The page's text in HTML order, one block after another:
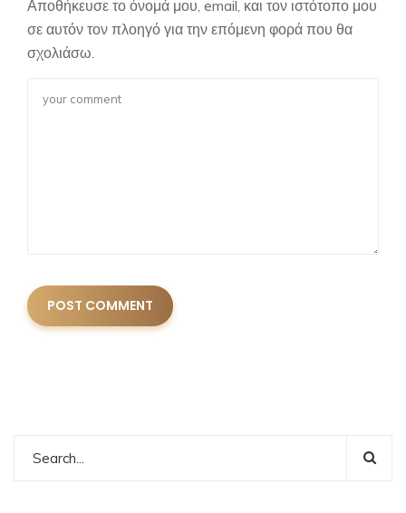
Αποθήκευσε το όνομά μου, email, και τον ιστότοπο μου
σε αυτόν τον πλοηγό για την επόμενη φορά που θα
σχολιάσω.